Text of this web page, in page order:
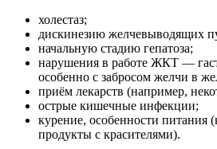
холестаз;
дискинезию желчевыводящих
начальную стадию гепатоза;
нарушения в работе ЖКТ —
особенно с забросом желчи в
приём лекарств (например,
острые кишечные инфекции;
курение, особенности питания
продукты с красителями).